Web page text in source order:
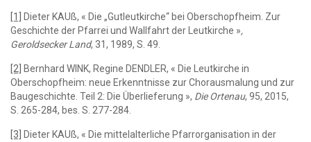
[1]
Dieter KAUß, « Die „Gutleutkirche“ bei Oberschopfheim. Zur
Geschichte der Pfarrei und Wallfahrt der Leutkirche »,
Geroldsecker Land, 31, 1989, S. 49.
[2]
Bernhard WINK, Regine DENDLER, « Die Leutkirche in
Oberschopfheim: neue Erkenntnisse zur Chorausmalung und zur
Baugeschichte. Teil 2: Die Überlieferung », Die Ortenau, 95, 2015,
S. 265-284, bes. S. 277-284.
[3]
Dieter KAUß, « Die mittelalterliche Pfarrorganisation in der